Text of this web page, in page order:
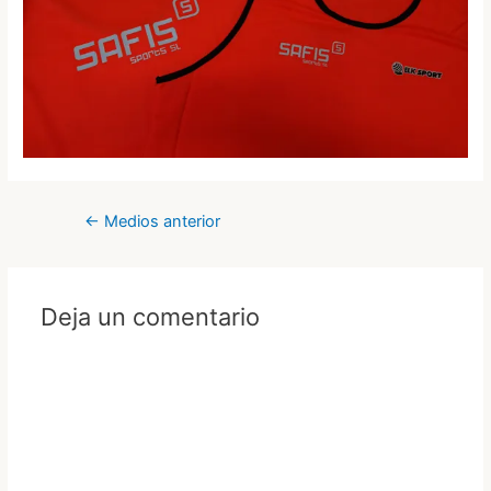
Navegación
← Medios anterior
Deja un comentario